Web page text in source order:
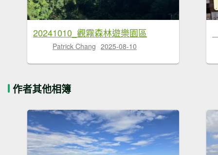
20241010_觀霧森林遊樂園區
Patrick Chang 2025-08-10
作者其他相簿